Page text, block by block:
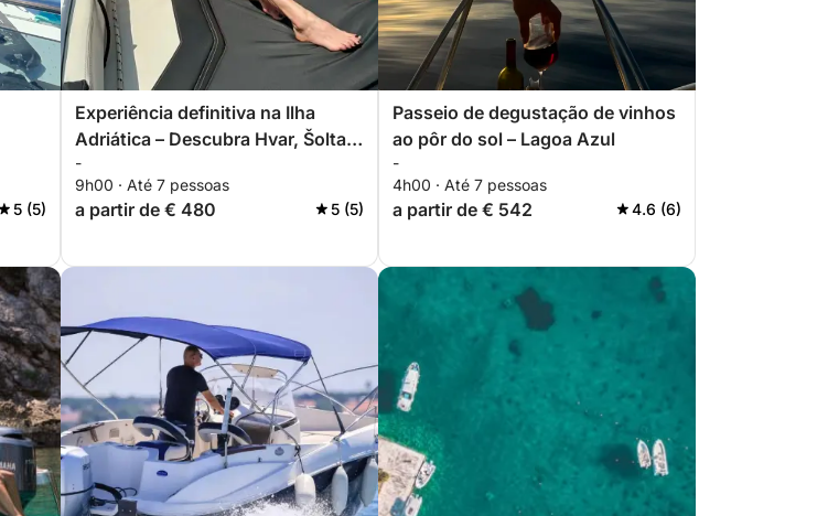
5 (5)
Experiência definitiva na Ilha
Adriática – Descubra Hvar, Šolta e
Brač em um dia
-
9h00 · Até 7 pessoas
a partir de € 480 5 (5)
Passeio de degustação de vinhos
ao pôr do sol – Lagoa Azul
-
4h00 · Até 7 pessoas
a partir de € 542 4.6 (6)